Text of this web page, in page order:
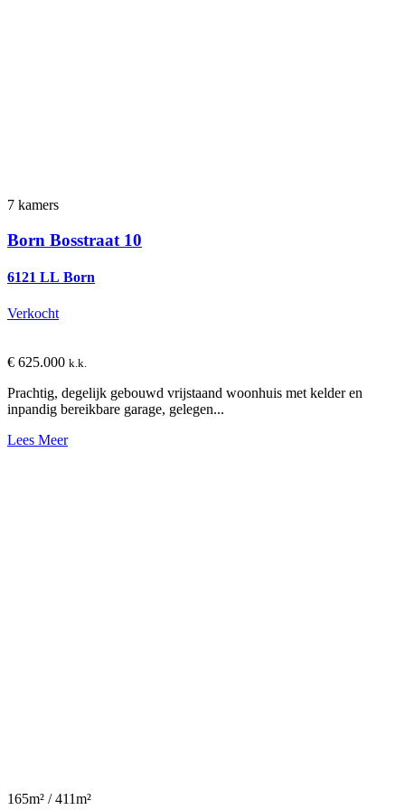
7 kamers
Born Bosstraat 10
6121 LL Born
Verkocht
€ 625.000 k.k.
Prachtig, degelijk gebouwd vrijstaand woonhuis met kelder en
inpandig bereikbare garage, gelegen...
Lees Meer
165m² / 411m²